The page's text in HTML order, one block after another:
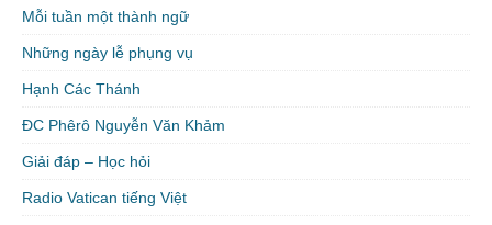
Mỗi tuần một thành ngữ
Những ngày lễ phụng vụ
Hạnh Các Thánh
ĐC Phêrô Nguyễn Văn Khảm
Giải đáp – Học hỏi
Radio Vatican tiếng Việt